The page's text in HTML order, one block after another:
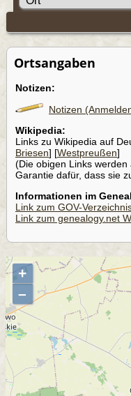
Ortsangaben
Notizen:
Notizen
Wikipedia:
Links zu Wikipedia auf
Briesen] [Westpreußen]
(Die obigen Links
Garantie dafür, dass sie
Informationen im
Link zum GOV-
Link zum genealogy.net
+
–